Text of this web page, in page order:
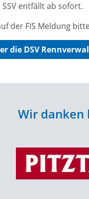
entfällt ab sofort.
der FIS Meldung
die DSV
Wir danken